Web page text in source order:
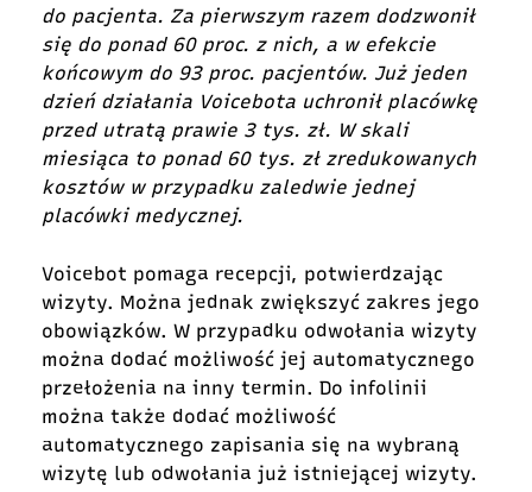
do pacjenta. Za pierwszym razem dodzwonił
się do ponad 60 proc. z nich, a w efekcie
końcowym do 93 proc. pacjentów. Już jeden
dzień działania Voicebota uchronił placówkę
przed utratą prawie 3 tys. zł. W skali
miesiąca to ponad 60 tys. zł zredukowanych
kosztów w przypadku zaledwie jednej
placówki medycznej.
Voicebot pomaga recepcji, potwierdzając
wizyty. Można jednak zwiększyć zakres jego
obowiązków. W przypadku odwołania wizyty
można dodać możliwość jej automatycznego
przełożenia na inny termin. Do infolinii
można także dodać możliwość
automatycznego zapisania się na wybraną
wizytę lub odwołania już istniejącej wizyty.